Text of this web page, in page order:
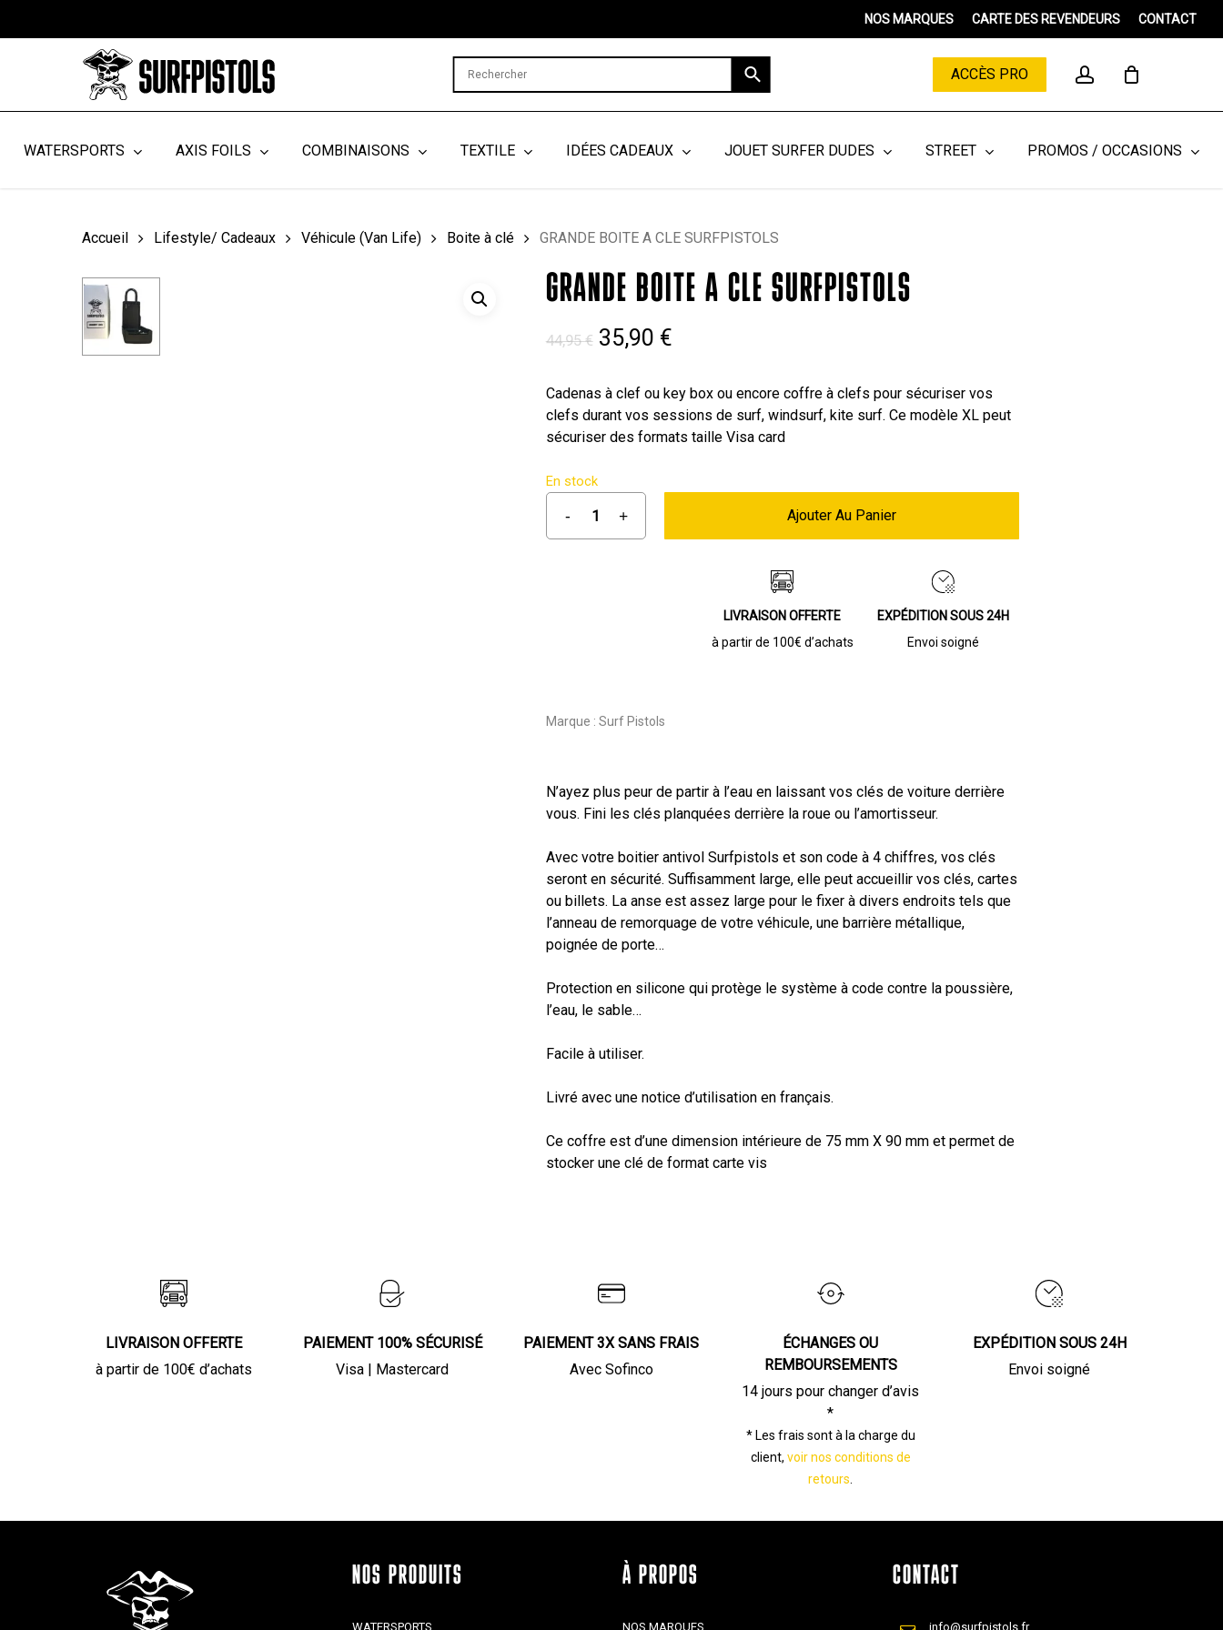
NOS MARQUES CARTE DES REVENDEURS CONTACT
ACCÈS PRO account
WATERSPORTS AXIS FOILS COMBINAISONS TEXTILE IDÉES CADEAUX JOUET SURFER DUDES STREET PROMOS / OCCASIONS
Cart Close
Accueil Lifestyle/ Cadeaux Véhicule (Van Life) Boite à clé GRANDE BOITE A CLE SURFPISTOLS
GRANDE BOITE A CLE SURFPISTOLS
44,95€ Le
initial
était :
44,95 €.
35,90 €Le
actuel
est :
35,90 €.
Cadenas à clef ou key box ou encore coffre à clefs pour sécuriser vos
clefs durant vos sessions de surf, windsurf, kite surf. Ce modèle XL peut
sécuriser des formats taille Visa card
En stock
Ajouter Au Panier
LIVRAISON OFFERTE
à partir de 100€ d’achats
EXPÉDITION SOUS 24H
Envoi soigné
Marque : Surf Pistols
N’ayez plus peur de partir à l’eau en laissant vos clés de voiture derrière
vous. Fini les clés planquées derrière la roue ou l’amortisseur.
Avec votre boitier antivol Surfpistols et son code à 4 chiffres, vos clés
seront en sécurité. Suffisamment large, elle peut accueillir vos clés, cartes
ou billets. La anse est assez large pour le fixer à divers endroits tels que
l’anneau de remorquage de votre véhicule, une barrière métallique,
poignée de porte…
Protection en silicone qui protège le système à code contre la poussière,
l’eau, le sable…
Facile à utiliser.
Livré avec une notice d’utilisation en français.
Ce coffre est d’une dimension intérieure de 75 mm X 90 mm et permet de
stocker une clé de format carte vis
LIVRAISON OFFERTE
à partir de 100€ d’achats
PAIEMENT 100% SÉCURISÉ
Visa | Mastercard
PAIEMENT 3X SANS FRAIS
Avec Sofinco
ÉCHANGES OU
REMBOURSEMENTS
14 jours pour changer d’avis
*
* Les frais sont à la charge du
client, voir nos conditions de
retours
EXPÉDITION SOUS 24H
Envoi soigné
NOS PRODUITS
WATERSPORTS
À PROPOS
NOS MARQUES
CONTACT
info@surfpistols.fr
Menu